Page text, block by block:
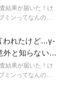
結果が届いた！け
ミンってなんのこ
解説します！今回
われたけど…γ-
外と知らない検
結果が届いた！け
ミンってなんのこ